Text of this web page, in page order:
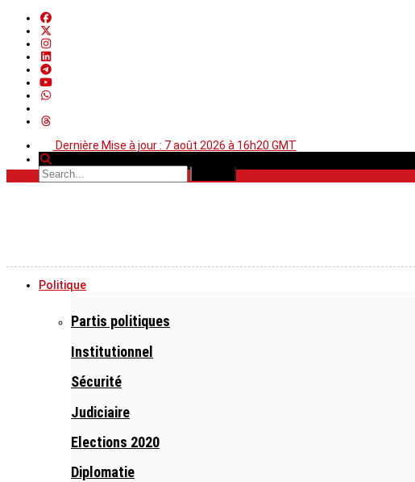
Dernière Mise à jour : 7 août 2026 à 16h20 GMT
Politique
Partis politiques
Institutionnel
Sécurité
Judiciaire
Elections 2020
Diplomatie